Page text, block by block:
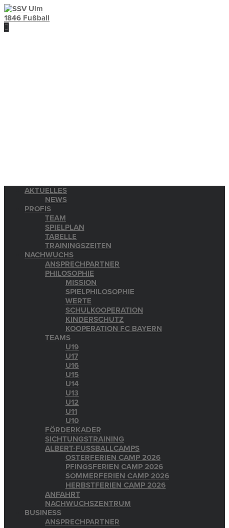
AKTUELLES
NEWS
PROFIS
TEAM
SPIELPLAN
TABELLE
TRAININGSZEITEN
NACHWUCHS
ANSPRECHPARTNER
PHILOSOPHIE
MISSION
SPIELPHILOSOPHIE
WERTE
SCHULKOOPERATION
KINDERSCHUTZ
KOOPERATION FC BAYERN
TEAMS
U19
U17
U16
U15
U14
U13
U12
U11
U10
FÖRDERKADER
SICHTUNGSTRAINING
ALBERT-FUSSBALLCAMPS
OSTERFERIEN CAMP 2026
PFINGSFERIEN CAMP 2026
SOMMERFERIEN CAMP 2026
HERBSTFERIEN CAMP 2026
ANFAHRT
NACHWUCHSZENTRUM
BUSINESS
ANSPRECHPARTNER